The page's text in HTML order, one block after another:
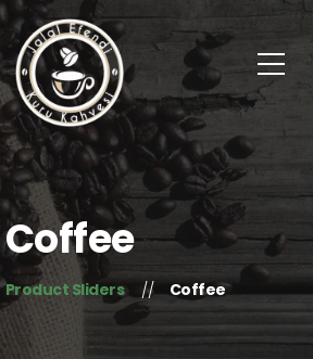
Coffee
Product Sliders Coffee